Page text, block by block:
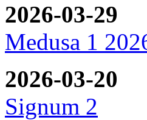
2026-03-29
Medusa 1
2026-03-20
Signum 2